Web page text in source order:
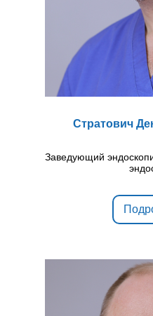
Стратович
Заведующий